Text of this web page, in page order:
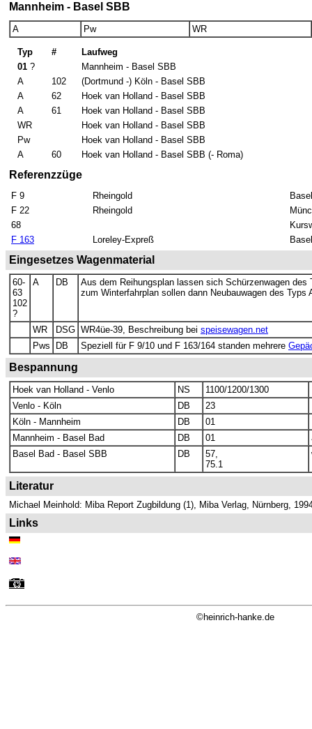
Mannheim - Basel SBB
A Pw WR
Typ #
Laufweg
01 ?
Mannheim - Basel SBB
A
102
(Dortmund -) Köln - Basel SBB
A
62
Hoek van Holland - Basel SBB
A
61
Hoek van Holland - Basel SBB
WR
Hoek van Holland - Basel SBB
Pw
Hoek van Holland - Basel SBB
A
60 Hoek van Holland - Basel SBB (- Roma)
Referenzzüge
F 9 Rheingold
F 22
Rheingold
68
F 163
Loreley-Expreß
Eingesetzes Wagenmaterial
60-
63
102
?
A DB
Aus dem Reihungsplan lassen sich Schürzenwagen
zum Winterfahrplan sollen dann Neubauwagen des Typs
WR DSG WR4üe-39, Beschreibung bei speisewagen.net
Pws
DB Speziell für F 9/10 und F 163/164 standen mehrere
Bespannung
Hoek van Holland - Venlo NS
1100/1200/1300
Venlo - Köln
DB
23
Köln - Mannheim
DB
01
Mannheim - Basel Bad
DB 01
Basel Bad - Basel SBB
DB
57,
75.1
Literatur
Michael Meinhold: Miba Report Zugbildung (1), Miba Verlag, Nürnberg,
Links
©heinrich-hanke.de